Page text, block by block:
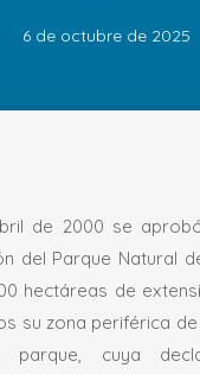
6 de octubre de 2025
de 2000 se
del Parque Natural
hectáreas de
su zona periférica
parque, cuya